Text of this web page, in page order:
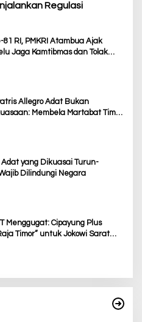
Regulasi
81 RI, PMKRI Atambua Ajak
Jaga Kamtibmas dan Tolak
Allegro Adat Bukan
Membela Martabat Timor
Adat yang Dikuasai Turun-
Dilindungi Negara
Menggugat: Cipayung Plus
Timor” untuk Jokowi Sarat